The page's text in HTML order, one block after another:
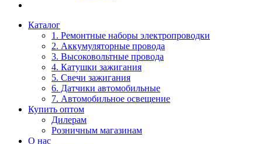
Каталог
1. Ремонтные наборы электропроводки
2. Аккумуляторные провода
3. Высоковольтные провода
4. Катушки зажигания
5. Свечи зажигания
6. Датчики автомобильные
7. Автомобильное освещение
Купить оптом
Дилерам
Розничным магазинам
О нас